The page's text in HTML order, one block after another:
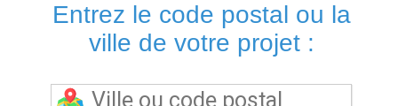
Entrez le code postal ou la
ville de votre projet :